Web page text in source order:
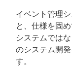
イベント管理
と、仕様を固
システムでは
のシステム開
す。